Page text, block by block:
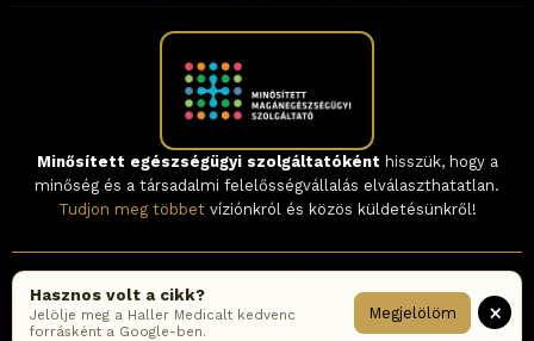
×
Hasznos volt a cikk?
Jelölje meg a Haller Medicalt kedvenc
forrásként a Google-ben.
Megjelölöm
Minősített egészségügyi szolgáltatóként hisszük, hogy a
minőség és a társadalmi felelősségvállalás elválaszthatatlan.
Tudjon meg többetvíziónkról és közös küldetésünkről!
Kezdőlap
Időpontfoglalás